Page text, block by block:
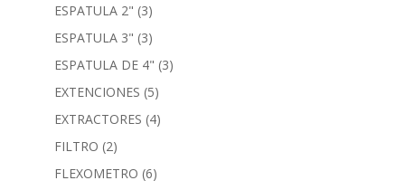
ESPATULA 2" (3)
ESPATULA 3" (3)
ESPATULA DE 4" (3)
EXTENCIONES (5)
EXTRACTORES (4)
FILTRO (2)
FLEXOMETRO (6)